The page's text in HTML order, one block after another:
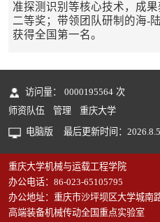
准探测识别等核心技术，成
二等奖；带领团队研制的海-
获得全国第一名。
访问量： 0000195564 次
师资队伍
管理
重庆大学
电脑版
最后更新时间： 2026.8.5
重庆大学机械与运载工程学院
办公电话：86-023-65105795
办公地址：重庆市沙坪坝区大学城南
高端装备机械传动全国重点实验室